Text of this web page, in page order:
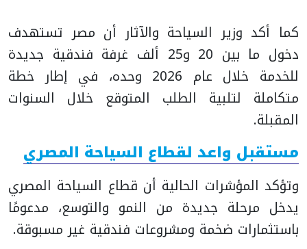
كما أكد وزير السياحة والآثار أن مصر تستهدف
دخول ما بين 20 و25 ألف غرفة فندقية جديدة
للخدمة خلال عام 2026 وحده، في إطار خطة
متكاملة لتلبية الطلب المتوقع خلال السنوات
المقبلة.
مستقبل واعد لقطاع السياحة المصري
وتؤكد المؤشرات الحالية أن قطاع السياحة المصري
يدخل مرحلة جديدة من النمو والتوسع، مدعومًا
باستثمارات ضخمة ومشروعات فندقية غير مسبوقة.